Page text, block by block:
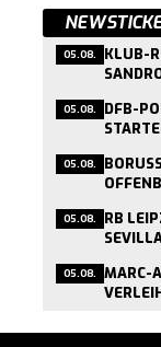
05.08. KLUB-
05.08. DFB-
05.08.
05.08. RB
05.08. MARC-